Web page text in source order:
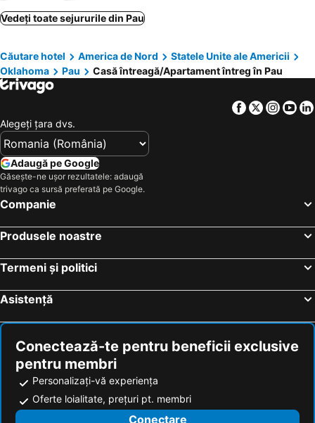
Vedeți toate sejururile din Pau
Căutare hotel America de Nord
Statele Unite ale Americii
Oklahoma
Pau Casă întreagă/Apartament întreg în Pau
Facebook
Twitter
Alegeţi ţara dvs.
Adaugă pe Google
Găsește-ne ușor rezultatele: adaugă
trivago ca sursă preferată pe Google.
Companie
Produsele noastre
Termeni și politici
Asistență
Conectează-te pentru beneficii exclusive
pentru membri
Personalizați-vă experiența
Oferte loialitate, prețuri pt. membri
Conectare